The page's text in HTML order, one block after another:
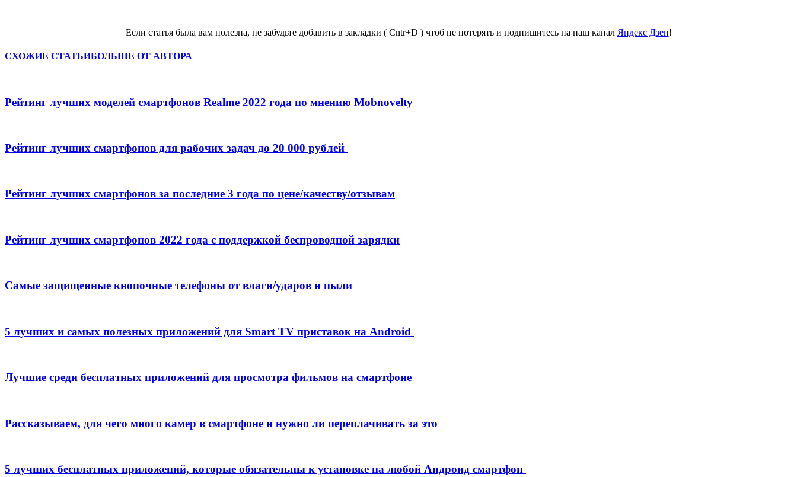
Если статья была вам полезна, не забудьте добавить в закладки ( Cntr+D ) чтоб не потерять и подпишитесь на наш канал Яндекс Дзен!
СХОЖИЕ СТАТЬИБОЛЬШЕ ОТ АВТОРА
Рейтинг лучших моделей смартфонов Realme 2022 года по мнению Mobnovelty
Рейтинг лучших смартфонов для рабочих задач до 20 000 рублей
Рейтинг лучших смартфонов за последние 3 года по цене/качеству/отзывам
Рейтинг лучших смартфонов 2022 года с поддержкой беспроводной зарядки
Самые защищенные кнопочные телефоны от влаги/ударов и пыли
5 лучших и самых полезных приложений для Smart TV приставок на Android
Лучшие среди бесплатных приложений для просмотра фильмов на смартфоне
Рассказываем, для чего много камер в смартфоне и нужно ли переплачивать за это
5 лучших бесплатных приложений, которые обязательны к установке на любой Андроид смартфон